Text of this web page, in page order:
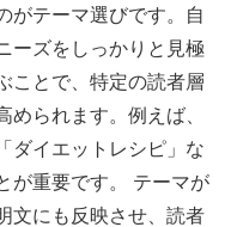
がテーマ選びです。自
ーズをしっかりと見極
ことで、特定の読者層
められます。例えば、
ダイエットレシピ」な
が重要です。 テーマが
文にも反映させ、読者